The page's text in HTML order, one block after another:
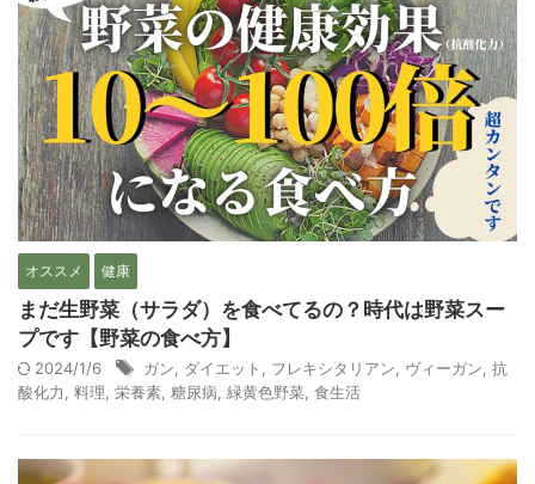
オススメ 健康
まだ生野菜（サラダ）を食べてるの？時代は野菜スー
プです【野菜の食べ方】
2024/1/6 ガン ダイエット フレキシタリアン ヴィーガン 抗
酸化力
料理 栄養素 糖尿病 緑黄色野菜 食生活